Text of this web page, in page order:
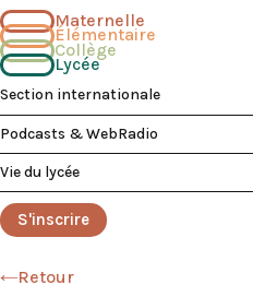
Maternelle
Élémentaire
Collège
Lycée
Section internationale
Podcasts & WebRadio
Vie du lycée
S'inscrire
Retour